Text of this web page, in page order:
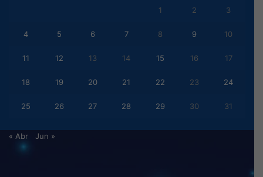
1 2 3
4 5 6 7 8 9 10
11 12 13 14 15 16 17
18 19 20 21 22 23 24
25 26 27 28 29 30 31
« Abr Jun »